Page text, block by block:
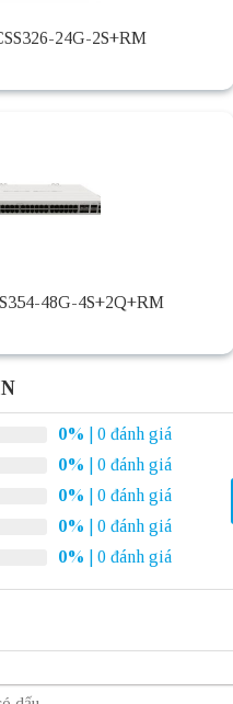
24G-2S+RM
48G-4S+2Q+RM
0%
| 0 đánh giá
0%
| 0 đánh giá
0%
| 0 đánh giá
0%
| 0 đánh giá
0% | 0 đánh giá